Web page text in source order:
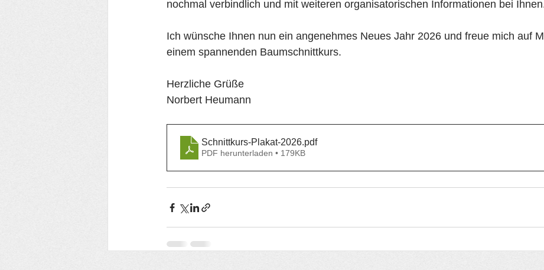
nochmal verbindlich und mit weiteren organisatorischen Informationen bei
Ich wünsche Ihnen nun ein angenehmes Neues Jahr 2026 und freue mich auf
einem spannenden Baumschnittkurs.
Herzliche Grüße
Norbert Heumann
Schnittkurs-Plakat-2026.pdf
PDF herunterladen • 179KB